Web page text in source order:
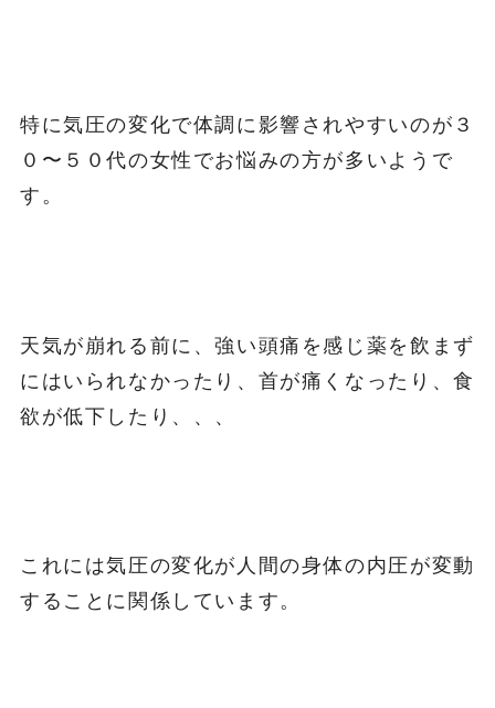
特に気圧の変化で体調に影響されやすいのが３
０〜５０代の女性でお悩みの方が多いようで
す。
天気が崩れる前に、強い頭痛を感じ薬を飲まず
にはいられなかったり、首が痛くなったり、食
欲が低下したり、、、
これには気圧の変化が人間の身体の内圧が変動
することに関係しています。